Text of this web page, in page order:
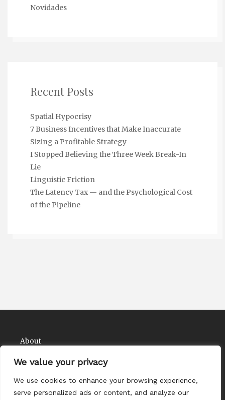
We value your privacy
We use cookies to enhance your browsing experience,
serve personalized ads or content, and analyze our
Novidades
Recent Posts
Spatial Hypocrisy
7 Business Incentives that Make Inaccurate
Sizing a Profitable Strategy
I Stopped Believing the Three Week Break-In
Lie
Linguistic Friction
The Latency Tax — and the Psychological Cost
of the Pipeline
About
Contact
Privacy Policy